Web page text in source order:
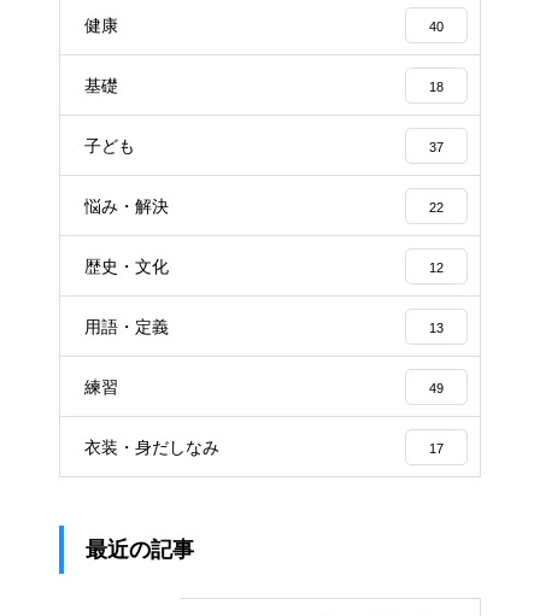
健康 40
基礎 18
子ども 37
悩み・解決 22
歴史・文化 12
用語・定義 13
練習 49
衣装・身だしなみ 17
最近の記事